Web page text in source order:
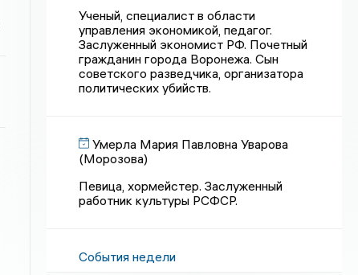
Ученый, специалист в области
управления экономикой, педагог.
Заслуженный экономист РФ. Почетный
гражданин города Воронежа. Сын
советского разведчика, организатора
политических убийств.
Умерла Мария Павловна Уварова
(Морозова)
Певица, хормейстер. Заслуженный
работник культуры РСФСР.
События недели